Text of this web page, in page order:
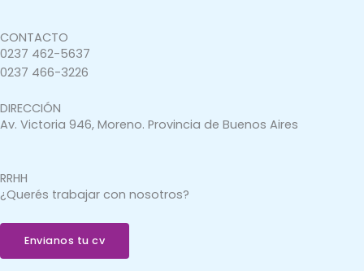
CONTACTO
0237 462-5637
0237 466-3226
DIRECCIÓN
Av. Victoria 946, Moreno. Provincia de Buenos Aires
RRHH
¿Querés trabajar con nosotros?
Envianos tu cv